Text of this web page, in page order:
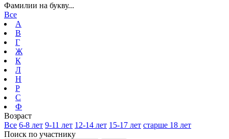
Фамилии на букву...
Все
А
В
Г
Ж
К
Л
Н
Р
С
Ф
Возраст
Все 6-8 лет 9-11 лет 12-14 лет 15-17 лет старше 18 лет
Поиск по участнику